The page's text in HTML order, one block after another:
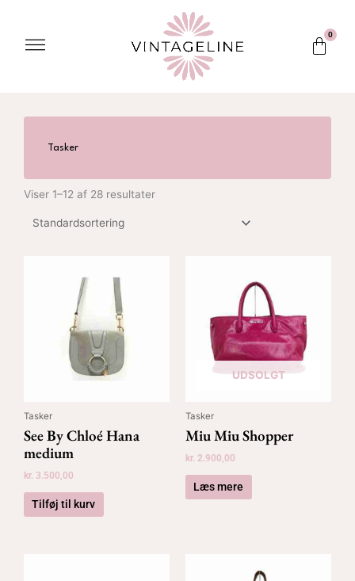
indholdet
Menu 0
Kurv
Tasker
Viser 1–12 af 28 resultater
Tasker
See By Chloé Hana
medium
kr. 3.500,00
Tilføj til kurv
UDSOLGT
Tasker
Miu Miu Shopper
kr. 2.900,00
Læs mere